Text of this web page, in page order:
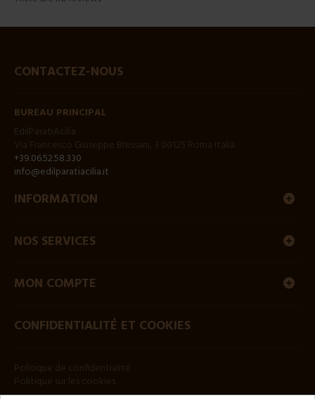
CONTACTEZ-NOUS
BUREAU PRINCIPAL
+39.06.52.58.330
info@edilparatiacilia.it
INFORMATION
NOS SERVICES
MON COMPTE
CONFIDENTIALITÉ ET COOKIES